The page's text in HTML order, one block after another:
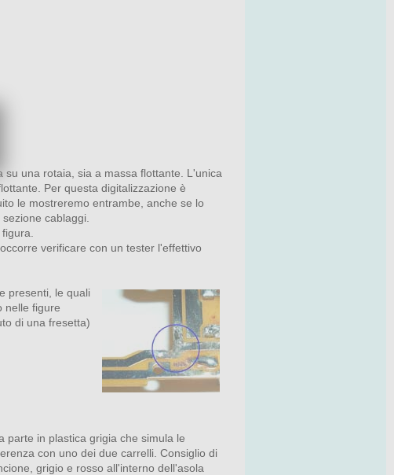
una rotaia, sia a massa flottante. L'unica
Per questa digitalizzazione è
le mostreremo entrambe, anche se lo
cablaggi.
verificare con un tester l'effettivo
presenti, le quali
nelle figure
di una fresetta)
parte in plastica grigia che simula le
con uno dei due carrelli. Consiglio di
grigio e rosso all'interno dell'asola